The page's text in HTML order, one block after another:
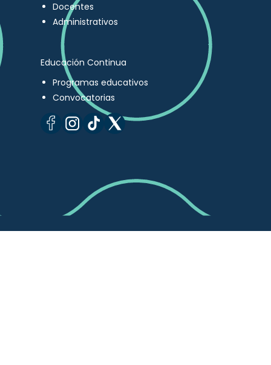
Docentes
Administrativos
Educación Continua
Programas educativos
Convocatorias